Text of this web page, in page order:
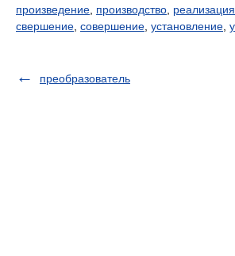
произведение производство реализация
свершение совершение установление
преобразователь